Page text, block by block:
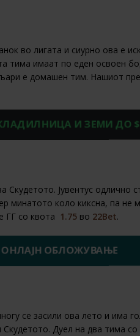
во лигата и сиурно ова е
тима имаат по еден освоен
е домашен тим. Нашиот
КЛАДИЛНИЦА И ЗЕМИ ДО
Јувентус одлично
минатото коло киксна, па не
ГГ со квота 1.75 во 22Bet.
ОНЛАЈН ОБЛОЖУВАЊЕ
се засили ова лето и има
Дуел на два тима со